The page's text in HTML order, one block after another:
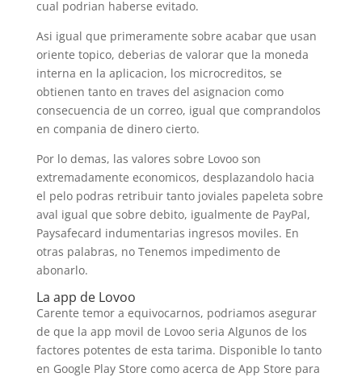
cual podrian haberse evitado.
Asi­ igual que primeramente sobre acabar que usan
oriente topico, deberias de valorar que la moneda
interna en la aplicacion, los microcreditos, se
obtienen tanto en traves del asignacion como
consecuencia de un correo, igual que comprandolos
en compania de dinero cierto.
Por lo demas, las valores sobre Lovoo son
extremadamente economicos, desplazandolo hacia
el pelo podras retribuir tanto joviales papeleta sobre
aval igual que sobre debito, igualmente de PayPal,
Paysafecard indumentarias ingresos moviles. En
otras palabras, no Tenemos impedimento de
abonarlo.
La app de Lovoo
Carente temor a equivocarnos, podri­amos asegurar
de que la app movil de Lovoo seri­a Algunos de los
factores potentes de esta tarima. Disponible lo tanto
en Google Play Store como acerca de App Store para